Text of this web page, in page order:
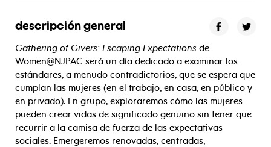
descripción general
Gathering of Givers: Escaping Expectations de
Women@NJPAC será un día dedicado a examinar los
estándares, a menudo contradictorios, que se espera que
cumplan las mujeres (en el trabajo, en casa, en público y
en privado). En grupo, exploraremos cómo las mujeres
pueden crear vidas de significado genuino sin tener que
recurrir a la camisa de fuerza de las expectativas
sociales. Emergeremos renovadas, centradas,